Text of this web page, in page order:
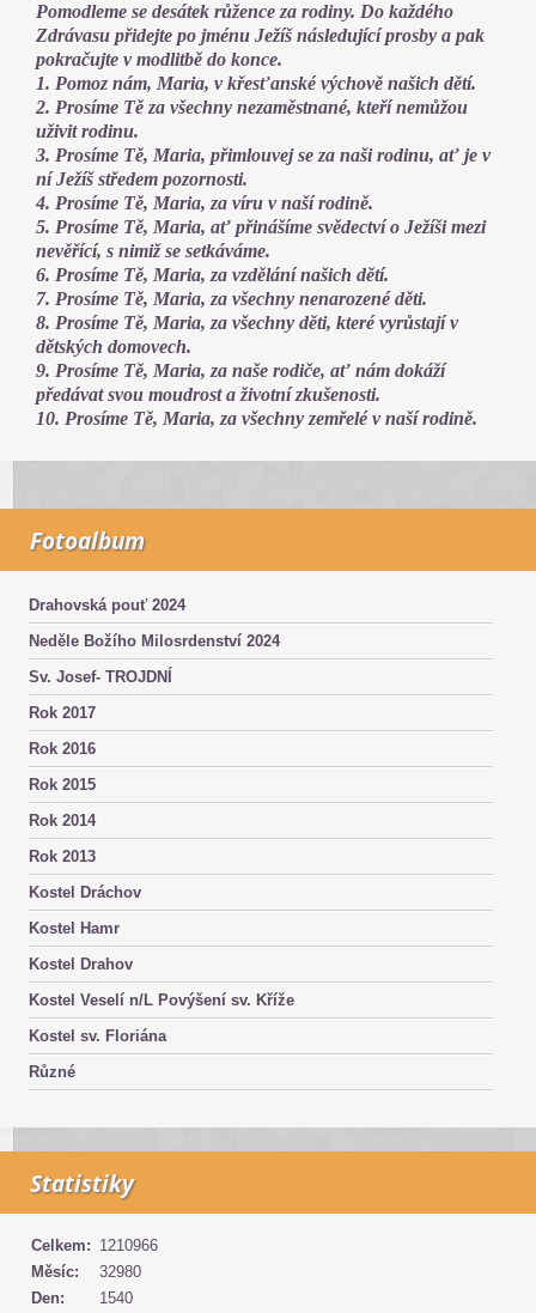
Pomodleme se desátek růžence za rodiny. Do každého
Zdrávasu přidejte po jménu Ježíš následující prosby a pak
pokračujte v modlitbě do konce.
1. Pomoz nám, Maria, v křesťanské výchově našich dětí.
2. Prosíme Tě za všechny nezaměstnané, kteří nemůžou
uživit rodinu.
3. Prosíme Tě, Maria, přimlouvej se za naši rodinu, ať je v
ní Ježíš středem pozornosti.
4. Prosíme Tě, Maria, za víru v naší rodině.
5. Prosíme Tě, Maria, ať přinášíme svědectví o Ježíši mezi
nevěřící, s nimiž se setkáváme.
6. Prosíme Tě, Maria, za vzdělání našich dětí.
7. Prosíme Tě, Maria, za všechny nenarozené děti.
8. Prosíme Tě, Maria, za všechny děti, které vyrůstají v
dětských domovech.
9. Prosíme Tě, Maria, za naše rodiče, ať nám dokáží
předávat svou moudrost a životní zkušenosti.
10. Prosíme Tě, Maria, za všechny zemřelé v naší rodině.
Fotoalbum
Drahovská pouť 2024
Neděle Božího Milosrdenství 2024
Sv. Josef- TROJDNÍ
Rok 2017
Rok 2016
Rok 2015
Rok 2014
Rok 2013
Kostel Dráchov
Kostel Hamr
Kostel Drahov
Kostel Veselí n/L Povýšení sv. Kříže
Kostel sv. Floriána
Různé
Statistiky
Celkem: 1210966
Měsíc:
32980
Den:
1540